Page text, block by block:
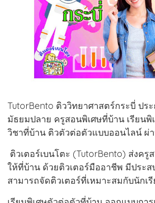
TutorBento ติววิทยาศาสตร์กระบี่ ปร
มัธยมปลาย ครูสอนพิเศษที่บ้าน เรียนพิ
วิชาที่บ้าน ติวตัวต่อตัวแบบออนไลน์ ผ่
ติวเตอร์เบนโตะ (TutorBento) ส่งครู
ให้ที่บ้าน ด้วยติวเตอร์มืออาชีพ มีประส
สามารถจัดติวเตอร์ที่เหมาะสมกับนักเ